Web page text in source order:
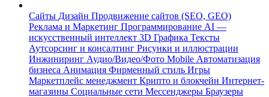
Сайты Дизайн Продвижение сайтов (SEO, GEO)
Реклама и Маркетинг Программирование AI —
искусственный интеллект 3D Графика Тексты
Аутсорсинг и консалтинг Рисунки и иллюстрации
Инжиниринг Аудио/Видео/Фото Mobile Автоматизация
бизнеса Анимация Фирменный стиль Игры
Маркетплейс менеджмент Крипто и блокчейн Интернет-
магазины Социальные сети Мессенджеры Браузеры